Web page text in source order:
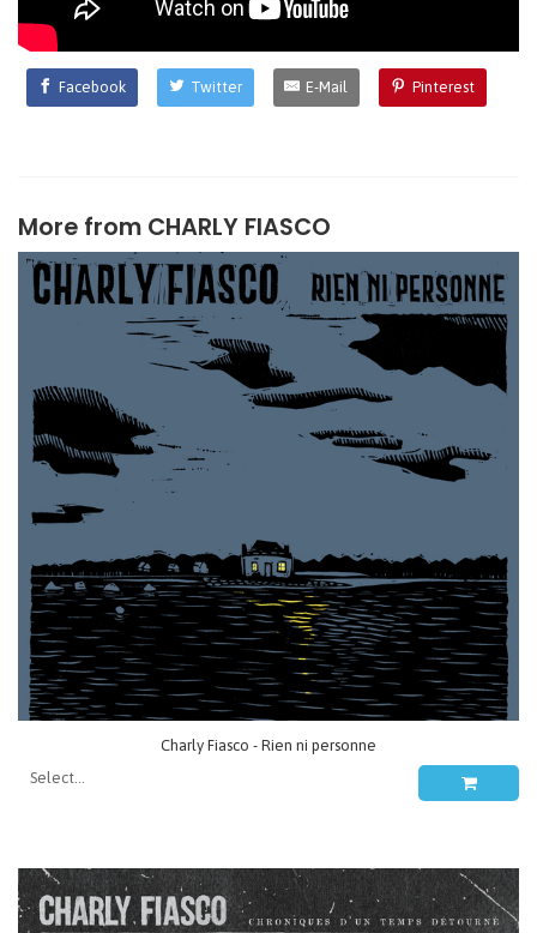
Facebook Twitter E-Mail Pinterest
More from CHARLY FIASCO
Charly Fiasco - Rien ni personne